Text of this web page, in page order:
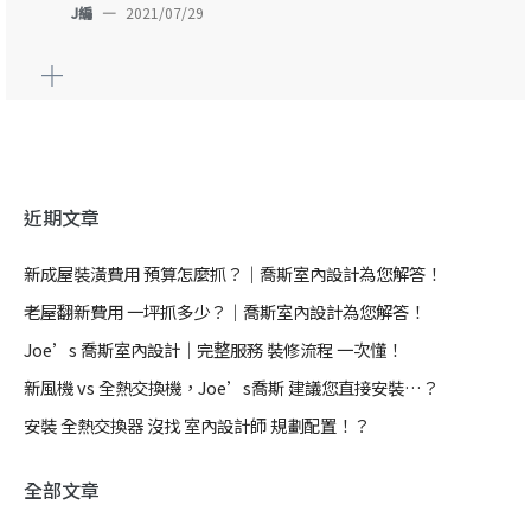
J編 — 2021/07/29
近期文章
新成屋裝潢費用 預算怎麼抓？｜喬斯室內設計為您解答！
老屋翻新費用 一坪抓多少？｜喬斯室內設計為您解答！
Joe’s 喬斯室內設計｜完整服務 裝修流程 一次懂！
新風機 vs 全熱交換機，Joe’s喬斯 建議您直接安裝…？
安裝 全熱交換器 沒找 室內設計師 規劃配置！？
全部文章